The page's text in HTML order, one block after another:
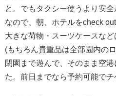
と。でもタクシー使うより安全
なので、朝、ホテルをcheck
大きな荷物・スーツケースな
(もちろん貴重品は全部園内の
閉園まで遊んで、そのまま空
た。前日までなら予約可能でチ